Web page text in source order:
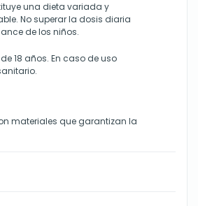
una dieta variada y
No superar la dosis diaria
de los niños.
18 años. En caso de uso
materiales que garantizan la